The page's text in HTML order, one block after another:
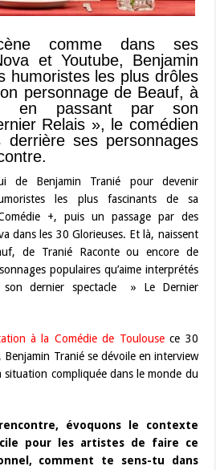
comme dans ses
et Youtube, Benjamin
humoristes les plus drôles
personnage de Beauf, à
en passant par son
Relais », le comédien
ses personnages
de Benjamin Tranié pour devenir
les plus fascinants de sa
+, puis un passage par des
dans les 30 Glorieuses. Et là, naissent
de Tranié Raconte ou encore de
populaires qu’aime interprétés
son dernier spectacle » Le Dernier
à la Comédie de Toulousece 30
Tranié se dévoile en interview
compliquée dans le monde du
évoquons le contexte
pour les artistes de faire ce
comment te sens-tu dans